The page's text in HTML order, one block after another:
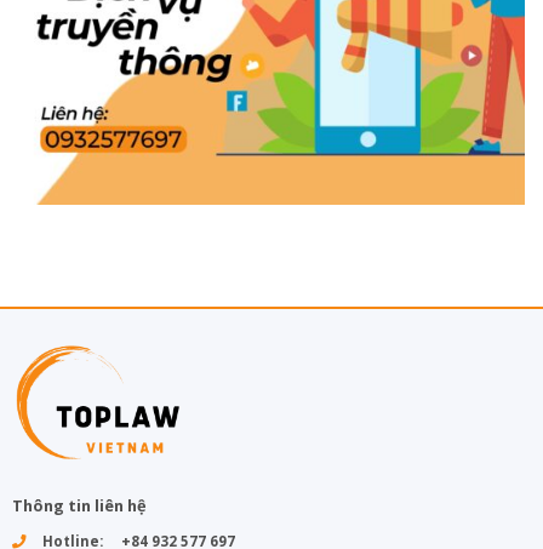
Thông tin liên hệ
Hotline: +84 932 577 697